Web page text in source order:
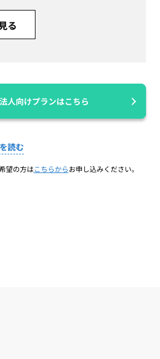
る
法人向けプランはこちら
読む
望の方はこちらからお申し込みください。